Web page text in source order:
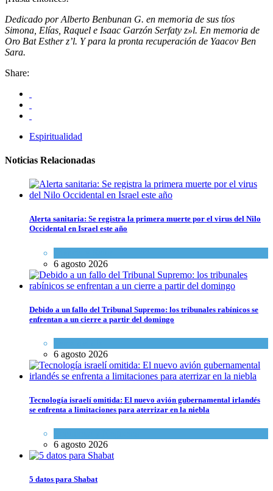
Dedicado por Alberto Benbunan G. en memoria de sus tíos
Simona, Elías, Raquel e Isaac Garzón Serfaty z»l. En memoria de
Oro Bat Esther z’l. Y para la pronta recuperación de Yaacov Ben
Sara.
Share:
Espiritualidad
Noticias Relacionadas
Alerta sanitaria: Se registra la primera muerte por el virus del Nilo
Occidental en Israel este año
6 agosto 2026
Debido a un fallo del Tribunal Supremo: los tribunales rabínicos se
enfrentan a un cierre a partir del domingo
6 agosto 2026
Tecnología israelí omitida: El nuevo avión gubernamental irlandés
se enfrenta a limitaciones para aterrizar en la niebla
6 agosto 2026
5 datos para Shabat